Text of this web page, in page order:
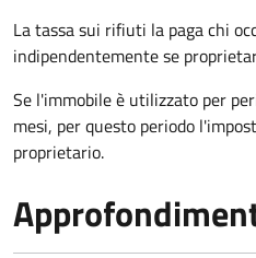
La tassa sui rifiuti la paga chi
indipendentemente se
Se l'immobile è utilizzato per
mesi, per questo periodo
proprietario.